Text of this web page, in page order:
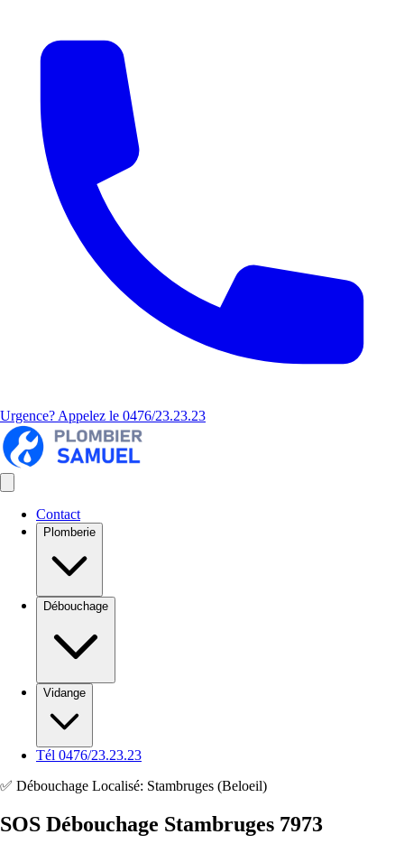
Urgence? Appelez le 0476/23.23.23
Contact
Plomberie
Débouchage
Vidange
Tél 0476/23.23.23
✅ Débouchage Localisé: Stambruges (Beloeil)
SOS Débouchage Stambruges 7973